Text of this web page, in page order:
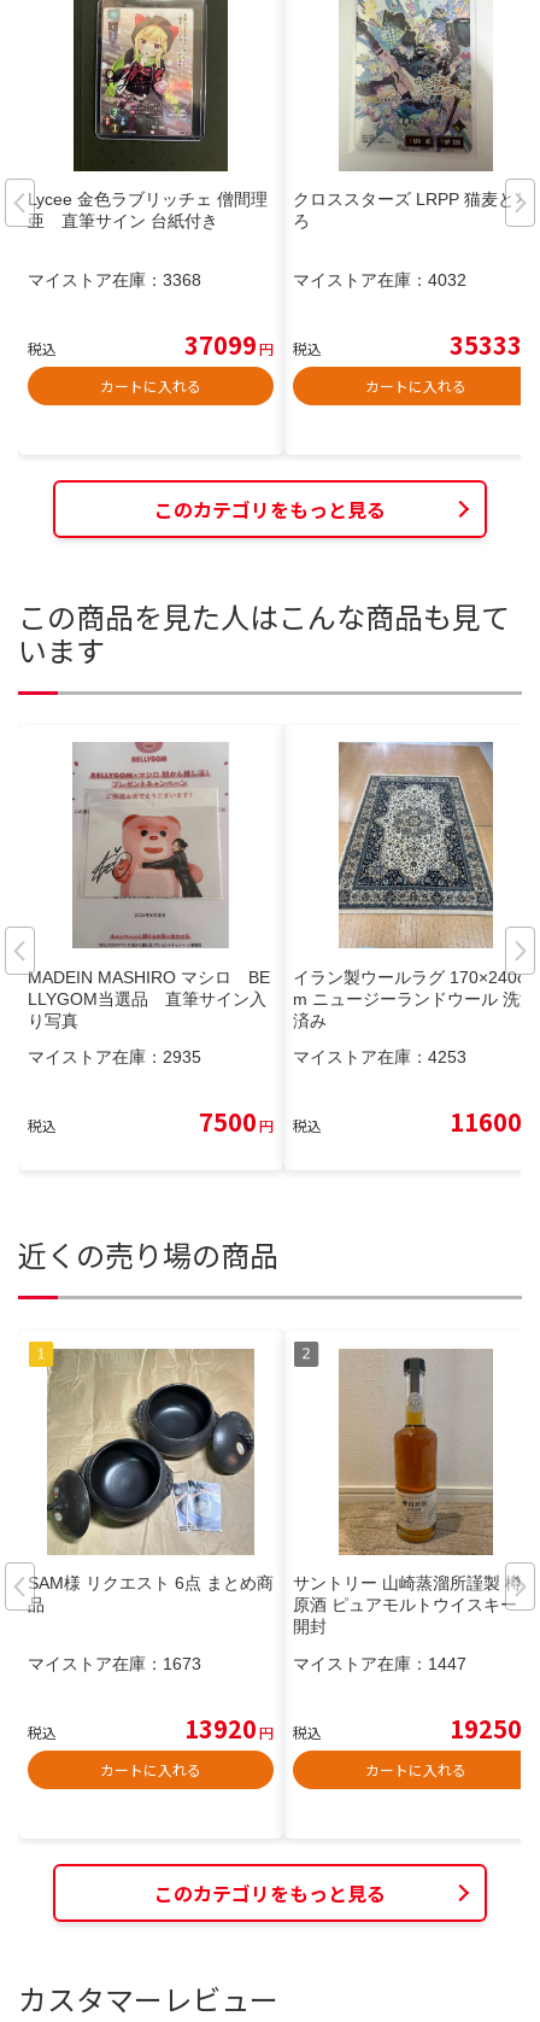
Lycee 金色ラブリッチェ 僧間理
亜 直筆サイン 台紙付き
マイストア在庫： 3368
税込 37099円
カートに入れる
クロススターズ LRPP 猫麦とろ
ろ
マイストア在庫： 4032
税込 35333
カートに入れる
このカテゴリをもっと見る
この商品を見た人はこんな商品も見て
います
MADEIN MASHIRO マシロ BE
LLYGOM当選品 直筆サイン入
り写真
マイストア在庫： 2935
税込 7500円
イラン製ウールラグ 170×240c
m ニュージーランドウール 洗浄
済み
マイストア在庫： 4253
税込 11600
近くの売り場の商品
SAM様 リクエスト 6点 まとめ商
品
マイストア在庫： 1673
税込 13920円
カートに入れる
サントリー 山崎蒸溜所謹製 樽出
原酒 ピュアモルトウイスキー 未
開封
マイストア在庫： 1447
税込 19250
カートに入れる
このカテゴリをもっと見る
カスタマーレビュー